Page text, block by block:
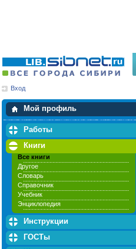
Вход
Мой профиль
Мои закладки
Работы
Книги
Все книги
Другое
Словарь
Справочник
Учебник
Энциклопедия
Инструкции
ГОСТы